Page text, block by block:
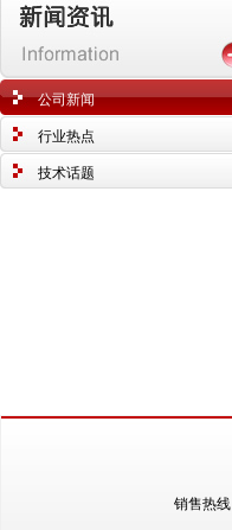
公司新闻
行业热点
技术话题
销售热